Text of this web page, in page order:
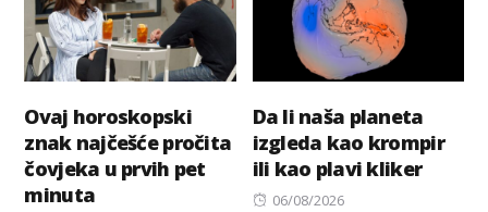
Ovaj horoskopski
znak najčešće pročita
čovjeka u prvih pet
minuta
Da li naša planeta
izgleda kao krompir
ili kao plavi kliker
Posted
06/08/2026